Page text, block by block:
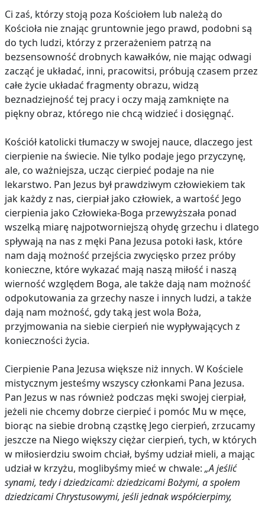
Ci zaś, którzy stoją poza Kościołem lub należą do
Kościoła nie znając gruntownie jego prawd, podobni są
do tych ludzi, którzy z przerażeniem patrzą na
bezsensowność drobnych kawałków, nie mając odwagi
zacząć je układać, inni, pracowitsi, próbują czasem przez
całe życie układać fragmenty obrazu, widzą
beznadziejność tej pracy i oczy mają zamknięte na
piękny obraz, którego nie chcą widzieć i dosięgnąć.
Kościół katolicki tłumaczy w swojej nauce, dlaczego jest
cierpienie na świecie. Nie tylko podaje jego przyczynę,
ale, co ważniejsza, ucząc cierpieć podaje na nie
lekarstwo. Pan Jezus był prawdziwym człowiekiem tak
jak każdy z nas, cierpiał jako człowiek, a wartość Jego
cierpienia jako Człowieka-Boga przewyższała ponad
wszelką miarę najpotworniejszą ohydę grzechu i dlatego
spływają na nas z męki Pana Jezusa potoki łask, które
nam dają możność przejścia zwycięsko przez próby
konieczne, które wykazać mają naszą miłość i naszą
wierność względem Boga, ale także dają nam możność
odpokutowania za grzechy nasze i innych ludzi, a także
dają nam możność, gdy taką jest wola Boża,
przyjmowania na siebie cierpień nie wypływających z
konieczności życia.
Cierpienie Pana Jezusa większe niż innych. W Kościele
mistycznym jesteśmy wszyscy członkami Pana Jezusa.
Pan Jezus w nas również podczas męki swojej cierpiał,
jeżeli nie chcemy dobrze cierpieć i pomóc Mu w męce,
biorąc na siebie drobną cząstkę Jego cierpień, zrzucamy
jeszcze na Niego większy ciężar cierpień, tych, w których
w miłosierdziu swoim chciał, byśmy udział mieli, a mając
udział w krzyżu, moglibyśmy mieć w chwale: „A jeślić
synami, tedy i dziedzicami: dziedzicami Bożymi, a społem
dziedzicami Chrystusowymi, jeśli jednak współcierpimy,